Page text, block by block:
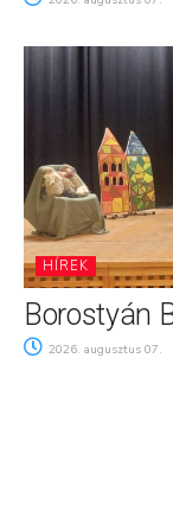
HÍREK
Borostyán
2026. augusztus 07.